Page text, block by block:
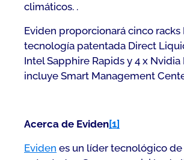
climáticos. .
Eviden proporcionará cinco
tecnología patentada Direct
Intel Sapphire Rapids y 4 x
incluye Smart Management
Acerca de Eviden[1]
Eviden es un líder tecnológico